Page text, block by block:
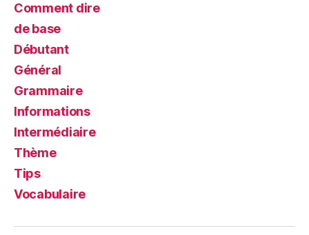
Comment dire
de base
Débutant
Général
Grammaire
Informations
Intermédiaire
Thème
Tips
Vocabulaire